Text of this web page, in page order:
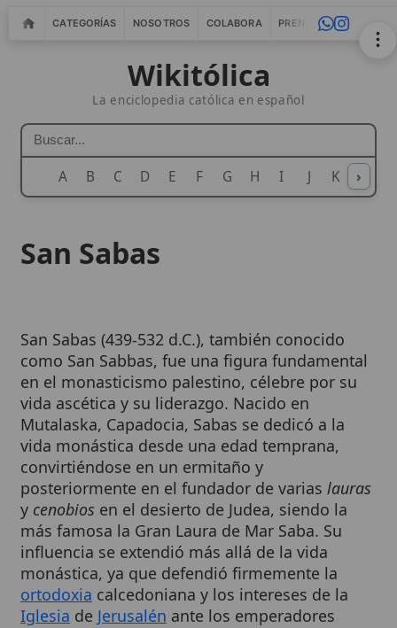
CATEGORÍAS NOSOTROS COLABORA PRENSA WEBMASTERS
Wikitólica
La enciclopedia católica en español
A B C D E F G H I J K L M
›
en el monasticismo palestino, célebre por su
vida ascética y su liderazgo. Nacido en
Mutalaska, Capadocia, Sabas se dedicó a la
vida monástica desde una edad temprana,
convirtiéndose en un ermitaño y
posteriormente en el fundador de variaslauras
ycenobiosen el desierto de Judea, siendo la
más famosa la Gran Laura de Mar Saba. Su
influencia se extendió más allá de la vida
monástica, ya que defendió firmemente la
ortodoxiacalcedoniana y los intereses de la
IglesiadeJerusalénante los emperadores
bizantinos. Su festividad se celebra el 5 de
diciembre en las Iglesias de Oriente y
Occidente.